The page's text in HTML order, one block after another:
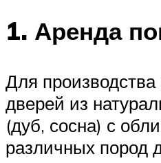
1. Аренда
Для
дверей из
(дуб, сосна) с
различных пород